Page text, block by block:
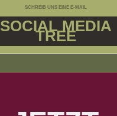
SCHREIB UNS EINE E-MAIL
SOCIAL MEDIA
TREE